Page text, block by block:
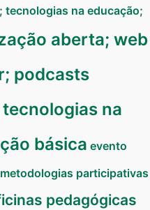
na educação;
aberta; web
podcasts
na
básica evento
metodologias participativas
pedagógicas